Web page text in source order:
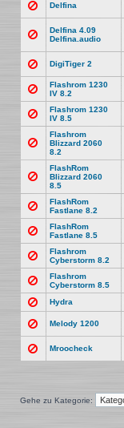
Delfina
Delfina 4.09
Delfina.audio
DigiTiger 2
Flashrom 1230
IV 8.2
Flashrom 1230
IV 8.5
Flashrom
Blizzard 2060
8.2
FlashRom
Blizzard 2060
8.5
FlashRom
Fastlane 8.2
FlashRom
Fastlane 8.5
Flashrom
Cyberstorm 8.2
Flashrom
Cyberstorm 8.5
Hydra
Melody 1200
Mroocheck
Gehe zu Kategorie: